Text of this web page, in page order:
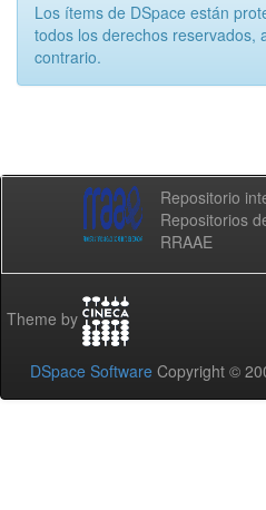
Los ítems de DSpace están
todos los derechos reservados,
contrario.
Repositorio
Repositorios
RRAAE
Theme by
DSpace Software Copyright ©